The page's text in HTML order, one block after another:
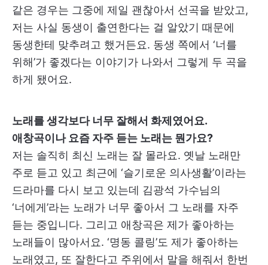
같은 경우는 그중에 제일 괜찮아서 선곡을 받았고,
저는 사실 동생이 출연한다는 걸 알았기 때문에
동생한테 맞추려고 했거든요. 동생 쪽에서 ‘너를
위해’가 좋겠다는 이야기가 나와서 그렇게 두 곡을
하게 됐어요.
노래를 생각보다 너무 잘해서 화제였어요.
애창곡이나 요즘 자주 듣는 노래는 뭔가요?
저는 솔직히 최신 노래는 잘 몰라요. 옛날 노래만
주로 듣고 있고 최근에 ‘슬기로운 의사생활’이라는
드라마를 다시 보고 있는데 김광석 가수님의
‘너에게’라는 노래가 너무 좋아서 그 노래를 자주
듣는 중입니다. 그리고 애창곡은 제가 좋아하는
노래들이 많아서요. ‘명동 콜링’도 제가 좋아하는
노래였고, 또 잘한다고 주위에서 말을 해줘서 한번